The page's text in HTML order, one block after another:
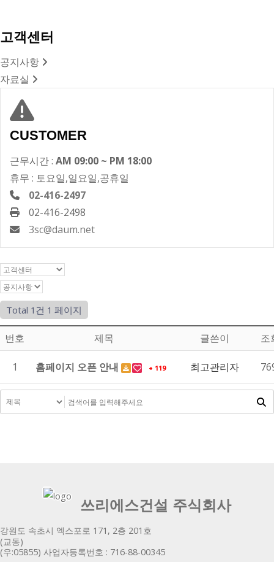
고객센터
공지사항
자료실
CUSTOMER
근무시간 : AM 09:00 ~ PM 18:00
휴무 : 토요일,일요일,공휴일
02-416-2497
02-416-2498
3sc@daum.net
Total 1건 1 페이지
번호 제목 글쓴이
1 홈페이지 오픈 안내 + 119 최고관리자
쓰리에스건설 주식회사
강원도 속초시 엑스포로 171, 2층 201호
(교동)
(우:05855) 사업자등록번호 : 716-88-00345